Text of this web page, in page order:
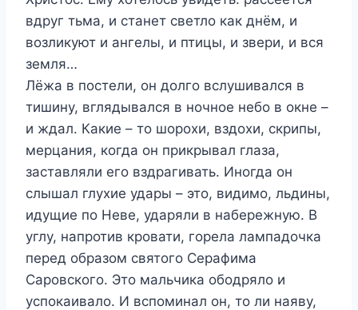
вдруг тьма, и станет светло как днём, и
возликуют и ангелы, и птицы, и звери, и вся
земля…
Лёжа в постели, он долго вслушивался в
тишину, вглядывался в ночное небо в окне –
и ждал. Какие – то шорохи, вздохи, скрипы,
мерцания, когда он прикрывал глаза,
заставляли его вздрагивать. Иногда он
слышал глухие удары – это, видимо, льдины,
идущие по Неве, ударяли в набережную. В
углу, напротив кровати, горела лампадочка
перед образом святого Серафима
Саровского. Это мальчика ободряло и
успокаивало. И вспоминал он, то ли наяву,